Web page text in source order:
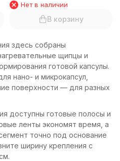
Нет в наличии
В корзину
здесь собраны
щипцы и
готовой капсулы.
нано- и микрокапсул,
поверхности — для разных
доступны готовые полосы и
ленты экономят время, а
точно под основание
ширину крепления с